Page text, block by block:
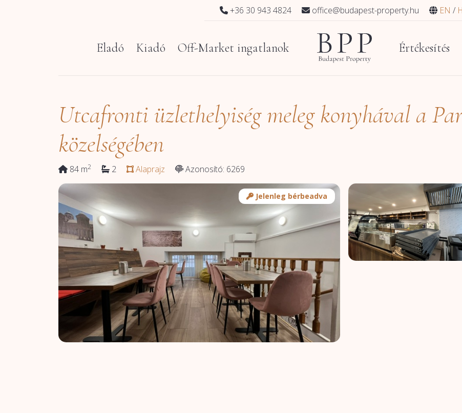
+36 30 943 4824 office@budapest-property.hu EN
Eladó Kiadó Off-Market ingatlanok Értékesítés
Utcafronti üzlethelyiség meleg konyhával a
közelségében
84 m2 2 Alaprajz Azonosító: 6269
Jelenleg bérbeadva